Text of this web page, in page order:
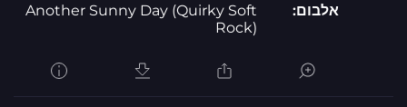
אלבום:
Another Sunny Day (Quirky Soft
Rock)